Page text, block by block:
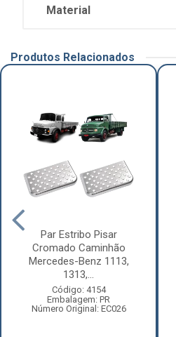
Material
Produtos Relacionados
Par Estribo Pisar
Cromado Caminhão
Mercedes-Benz 1113,
1313,...
Código: 4154
Embalagem: PR
Número Original: EC026